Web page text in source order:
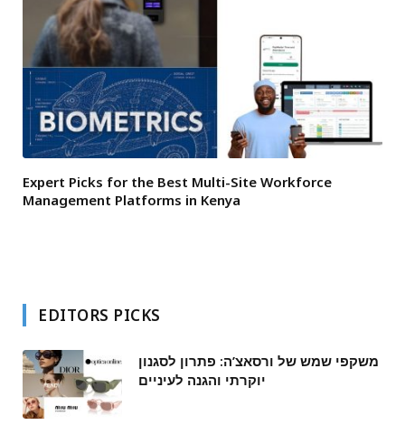
Expert Picks for the Best Multi-Site Workforce
Management Platforms in Kenya
EDITORS PICKS
משקפי שמש של ורסאצ’ה: פתרון לסגנון
יוקרתי והגנה לעיניים